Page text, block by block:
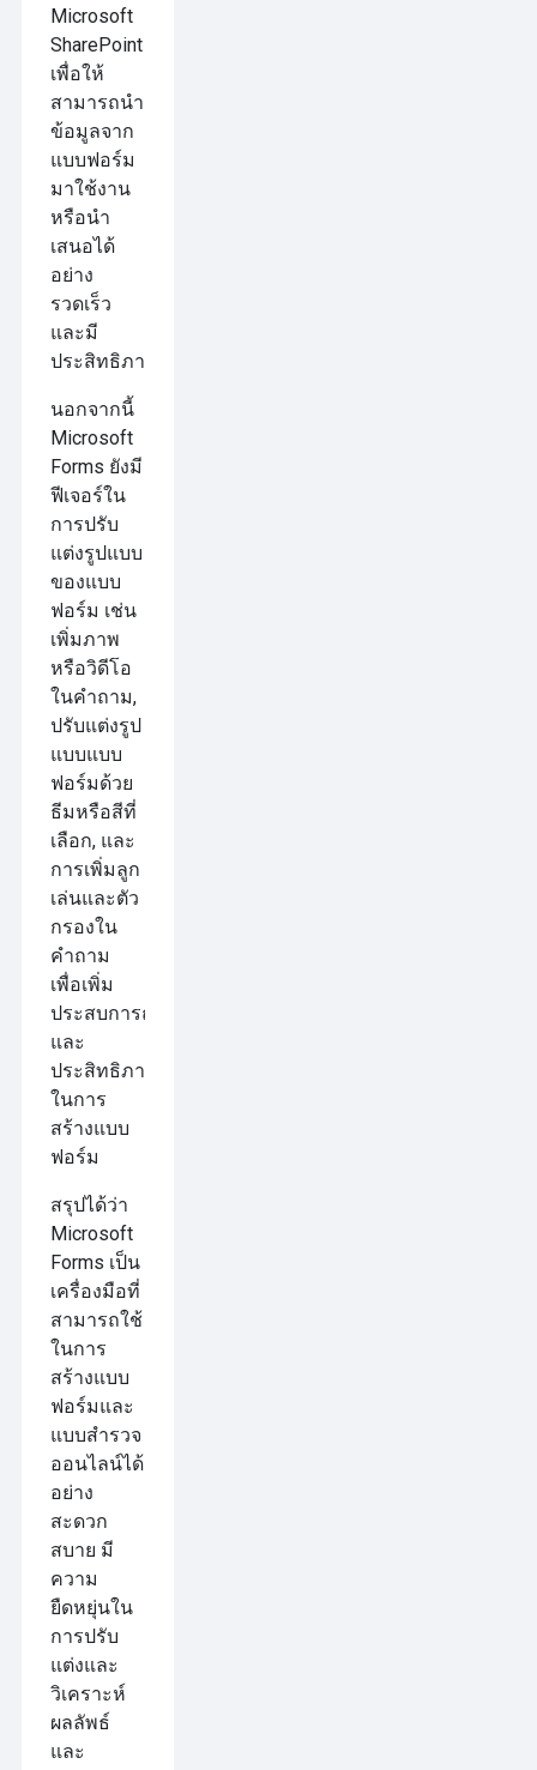
Microsoft
SharePoint
เพื่อให้
สามารถนำ
ข้อมูลจาก
แบบฟอร์ม
มาใช้งาน
หรือนำ
เสนอได้
อย่าง
รวดเร็ว
และมี
ประสิทธิภาพ
นอกจากนี้
Microsoft
Forms ยังมี
ฟีเจอร์ใน
การปรับ
แต่งรูปแบบ
ของแบบ
ฟอร์ม เช่น
เพิ่มภาพ
หรือวิดีโอ
ในคำถาม,
ปรับแต่งรูป
แบบแบบ
ฟอร์มด้วย
ธีมหรือสีที่
เลือก, และ
การเพิ่มลูก
เล่นและตัว
กรองใน
คำถาม
เพื่อเพิ่ม
ประสบการณ์
และ
ประสิทธิภาพ
ในการ
สร้างแบบ
ฟอร์ม
สรุปได้ว่า
Microsoft
Forms เป็น
เครื่องมือที่
สามารถใช้
ในการ
สร้างแบบ
ฟอร์มและ
แบบสำรวจ
ออนไลน์ได้
อย่าง
สะดวก
สบาย มี
ความ
ยืดหยุ่นใน
การปรับ
แต่งและ
วิเคราะห์
ผลลัพธ์
และ